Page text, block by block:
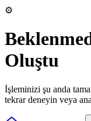
⚙️
Oluştu
İşleminizi şu anda
tekrar deneyin veya